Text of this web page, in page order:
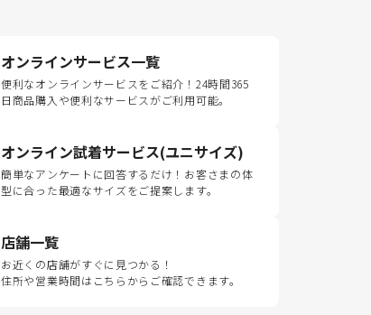
オンラインサービス一覧
便利なオンラインサービスをご紹介！24時間365
日商品購入や便利なサービスがご利用可能。
オンライン試着サービス(ユニサイズ)
簡単なアンケートに回答するだけ！お客さまの体
型に合った最適なサイズをご提案します。
店舗一覧
お近くの店舗がすぐに見つかる！
住所や営業時間はこちらからご確認できます。